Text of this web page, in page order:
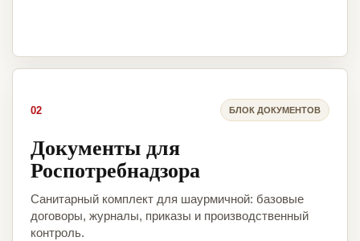
02 БЛОК ДОКУМЕНТОВ
Документы для
Роспотребнадзора
Санитарный комплект для шаурмичной: базовые
договоры, журналы, приказы и производственный
контроль.